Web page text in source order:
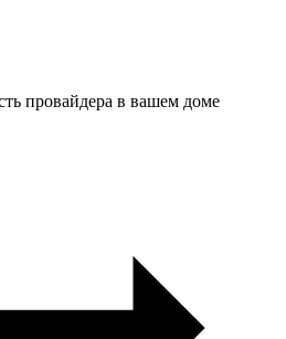
провайдера в вашем доме